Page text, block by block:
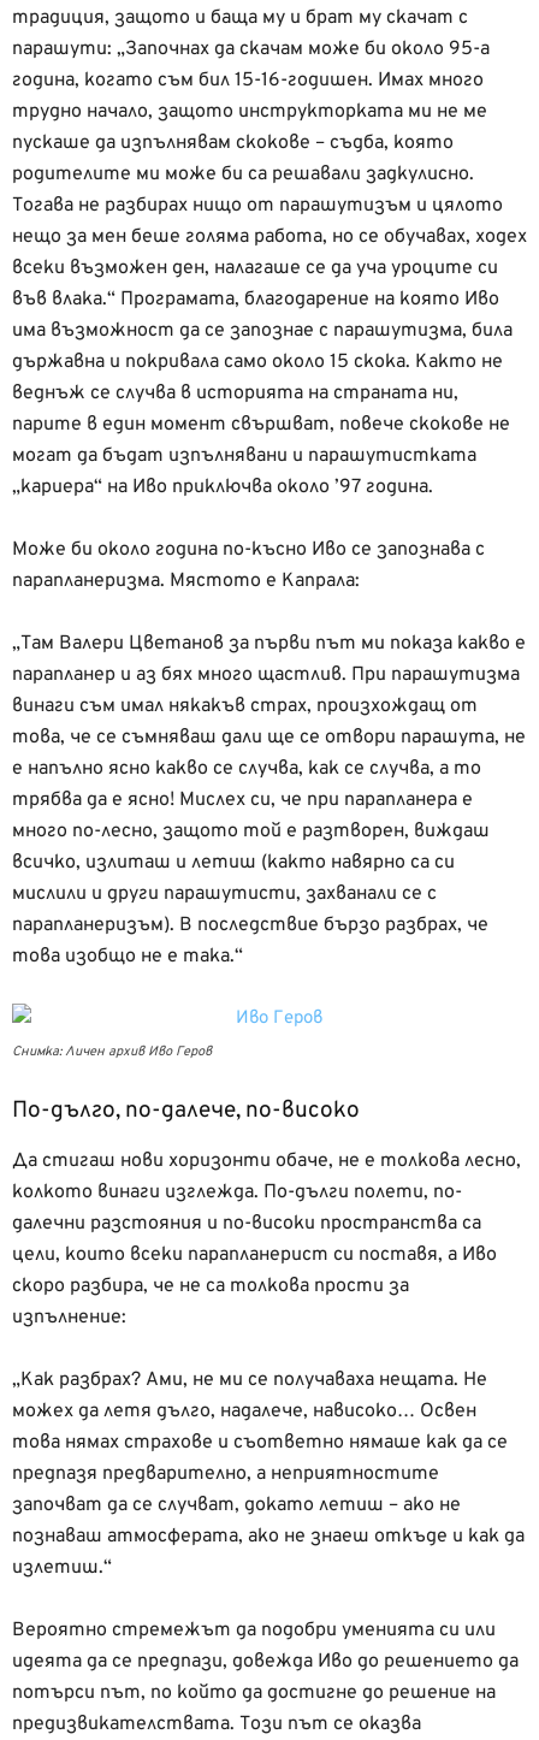
традиция, защото и баща му и брат му скачат с
парашути: „Започнах да скачам може би около 95-а
година, когато съм бил 15-16-годишен. Имах много
трудно начало, защото инструкторката ми не ме
пускаше да изпълнявам скокове – съдба, която
родителите ми може би са решавали задкулисно.
Тогава не разбирах нищо от парашутизъм и цялото
нещо за мен беше голяма работа, но се обучавах, ходех
всеки възможен ден, налагаше се да уча уроците си
във влака.“ Програмата, благодарение на която Иво
има възможност да се запознае с парашутизма, била
държавна и покривала само около 15 скока. Както не
веднъж се случва в историята на страната ни,
парите в един момент свършват, повече скокове не
могат да бъдат изпълнявани и парашутистката
„кариера“ на Иво приключва около ’97 година.
Може би около година по-късно Иво се запознава с
парапланеризма. Мястото е Капрала:
„Там Валери Цветанов за първи път ми показа какво е
парапланер и аз бях много щастлив. При парашутизма
винаги съм имал някакъв страх, произхождащ от
това, че се съмняваш дали ще се отвори парашута, не
е напълно ясно какво се случва, как се случва, а то
трябва да е ясно! Мислех си, че при парапланера е
много по-лесно, защото той е разтворен, виждаш
всичко, излиташ и летиш (както навярно са си
мислили и други парашутисти, захванали се с
парапланеризъм). В последствие бързо разбрах, че
това изобщо не е така.“
Снимка: Личен архив Иво Геров
По-дълго, по-далече, по-високо
Да стигаш нови хоризонти обаче, не е толкова лесно,
колкото винаги изглежда. По-дълги полети, по-
далечни разстояния и по-високи пространства са
цели, които всеки парапланерист си поставя, а Иво
скоро разбира, че не са толкова прости за
изпълнение:
„Как разбрах? Ами, не ми се получаваха нещата. Не
можех да летя дълго, надалече, нависоко… Освен
това нямах страхове и съответно нямаше как да се
предпазя предварително, а неприятностите
започват да се случват, докато летиш – ако не
познаваш атмосферата, ако не знаеш откъде и как да
излетиш.“
Вероятно стремежът да подобри уменията си или
идеята да се предпази, довежда Иво до решението да
потърси път, по който да достигне до решение на
предизвикателствата. Този път се оказва